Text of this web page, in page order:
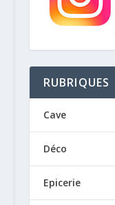
RUBRIQUES
Cave
Déco
Epicerie